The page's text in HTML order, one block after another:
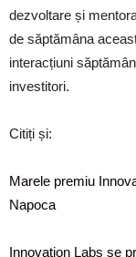
dezvoltare și
de săptămâna
interacțiuni
investitori.
Citiți și:
Marele premiu
Napoca
Innovation Labs se